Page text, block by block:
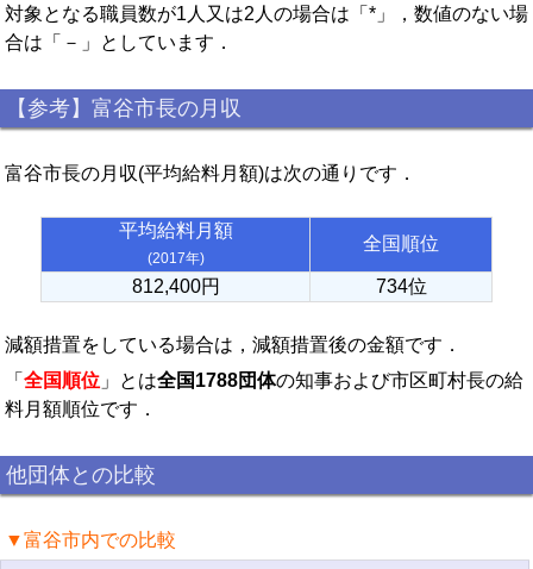
対象となる職員数が1人又は2人の場合は「*」，数値のない場
合は「－」としています．
【参考】富谷市長の月収
富谷市長の月収(平均給料月額)は次の通りです．
平均給料月額
(2017年)
全国順位
812,400円 734位
減額措置をしている場合は，減額措置後の金額です．
「 全国順位 」とは全国1788団体の知事および市区町村長の給
料月額順位です．
他団体との比較
▼富谷市内での比較